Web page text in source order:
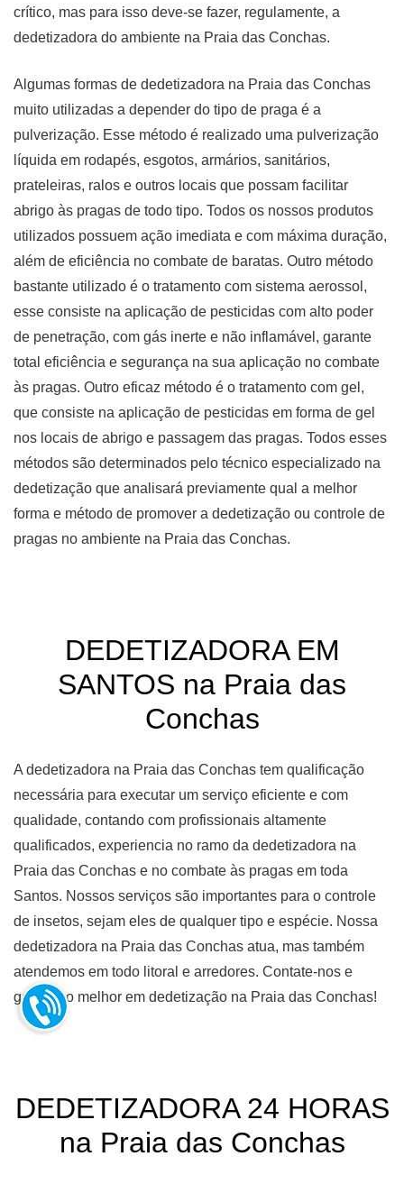
crítico, mas para isso deve-se fazer, regulamente, a
dedetizadora do ambiente na Praia das Conchas.
Algumas formas de dedetizadora na Praia das Conchas
muito utilizadas a depender do tipo de praga é a
pulverização. Esse método é realizado uma pulverização
líquida em rodapés, esgotos, armários, sanitários,
prateleiras, ralos e outros locais que possam facilitar
abrigo às pragas de todo tipo. Todos os nossos produtos
utilizados possuem ação imediata e com máxima duração,
além de eficiência no combate de baratas. Outro método
bastante utilizado é o tratamento com sistema aerossol,
esse consiste na aplicação de pesticidas com alto poder
de penetração, com gás inerte e não inflamável, garante
total eficiência e segurança na sua aplicação no combate
às pragas. Outro eficaz método é o tratamento com gel,
que consiste na aplicação de pesticidas em forma de gel
nos locais de abrigo e passagem das pragas. Todos esses
métodos são determinados pelo técnico especializado na
dedetização que analisará previamente qual a melhor
forma e método de promover a dedetização ou controle de
pragas no ambiente na Praia das Conchas.
DEDETIZADORA EM
SANTOS na Praia das
Conchas
A dedetizadora na Praia das Conchas tem qualificação
necessária para executar um serviço eficiente e com
qualidade, contando com profissionais altamente
qualificados, experiencia no ramo da dedetizadora na
Praia das Conchas e no combate às pragas em toda
Santos. Nossos serviços são importantes para o controle
de insetos, sejam eles de qualquer tipo e espécie. Nossa
dedetizadora na Praia das Conchas atua, mas também
atendemos em todo litoral e arredores. Contate-nos e
garante o melhor em dedetização na Praia das Conchas!
DEDETIZADORA 24 HORAS
na Praia das Conchas